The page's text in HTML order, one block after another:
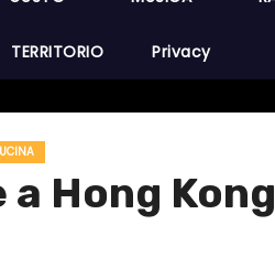
TERRITORIO Privacy
a Hong